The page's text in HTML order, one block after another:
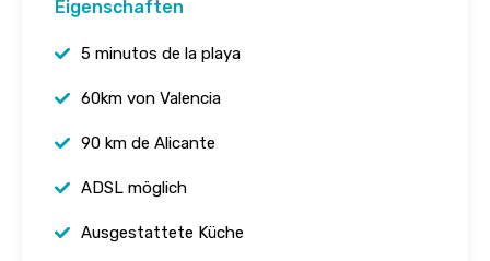
Eigenschaften
5 minutos de la playa
60km von Valencia
90 km de Alicante
ADSL möglich
Ausgestattete Küche